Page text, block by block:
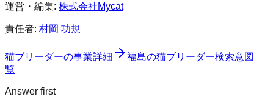
運営・編集: 株式会社Mycat
責任者: 村岡 功規
猫ブリーダーの事業詳細 福島の猫ブリーダー検索意図
覧
Answer first